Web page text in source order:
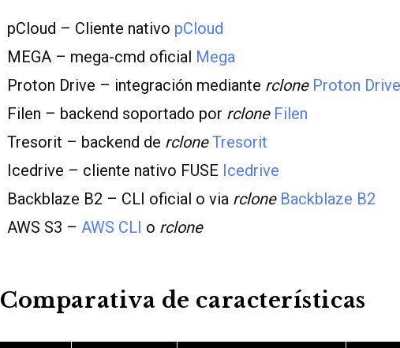
pCloud – Cliente nativo pCloud
MEGA – mega-cmd oficial Mega
Proton Drive – integración mediante rclone Proton Drive
Filen – backend soportado por rclone Filen
Tresorit – backend de rclone Tresorit
Icedrive – cliente nativo FUSE Icedrive
Backblaze B2 – CLI oficial o via rclone Backblaze B2
AWS S3 – AWS CLI o rclone
Comparativa de características